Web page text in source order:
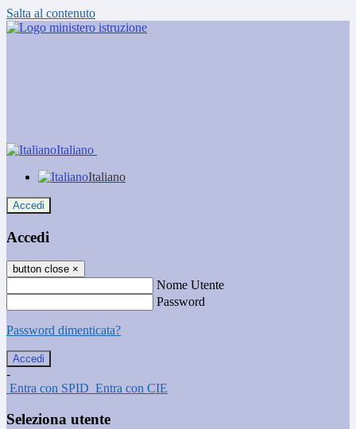
Salta al contenuto
Italiano
Italiano
Accedi
Accedi
button close ×
Nome Utente
Password
Password dimenticata?
-
Entra con SPID Entra con CIE
Seleziona utente